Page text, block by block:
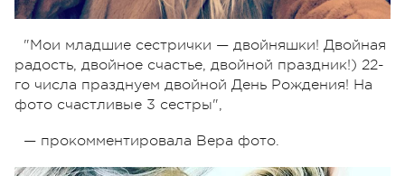
"Мои младшие сестрички — двойняшки! Двойная
радость, двойное счастье, двойной праздник!) 22-
го числа празднуем двойной День Рождения! На
фото счастливые 3 сестры",
— прокомментировала Вера фото.